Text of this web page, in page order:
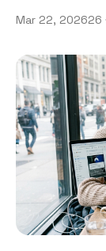
Mar 22, 202626